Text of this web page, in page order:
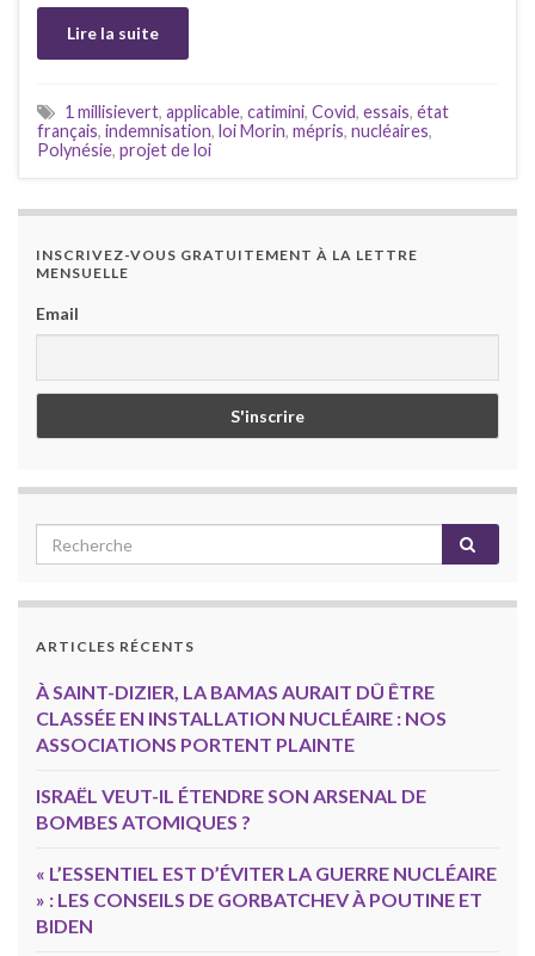
Lire la suite
1 millisievert, applicable, catimini, Covid, essais, état
français, indemnisation, loi Morin, mépris, nucléaires,
Polynésie, projet de loi
INSCRIVEZ-VOUS GRATUITEMENT À LA LETTRE
MENSUELLE
Email
ARTICLES RÉCENTS
À SAINT-DIZIER, LA BAMAS AURAIT DÛ ÊTRE
CLASSÉE EN INSTALLATION NUCLÉAIRE : NOS
ASSOCIATIONS PORTENT PLAINTE
ISRAËL VEUT-IL ÉTENDRE SON ARSENAL DE
BOMBES ATOMIQUES ?
« L’ESSENTIEL EST D’ÉVITER LA GUERRE NUCLÉAIRE
» : LES CONSEILS DE GORBATCHEV À POUTINE ET
BIDEN